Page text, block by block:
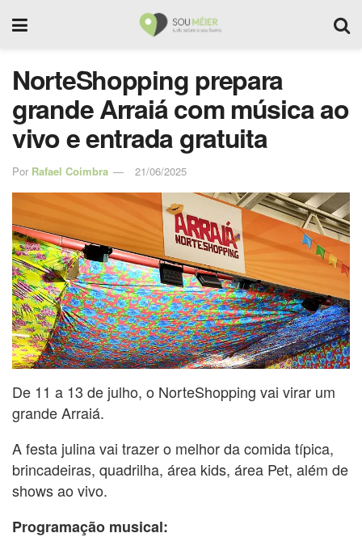
NorteShopping prepara
grande Arraiá com música ao
vivo e entrada gratuita
Por Rafael Coimbra 21/06/2025
De 11 a 13 de julho, o NorteShopping vai virar um
grande Arraiá.
A festa julina vai trazer o melhor da comida típica,
brincadeiras, quadrilha, área kids, área Pet, além de
shows ao vivo.
Programação musical: